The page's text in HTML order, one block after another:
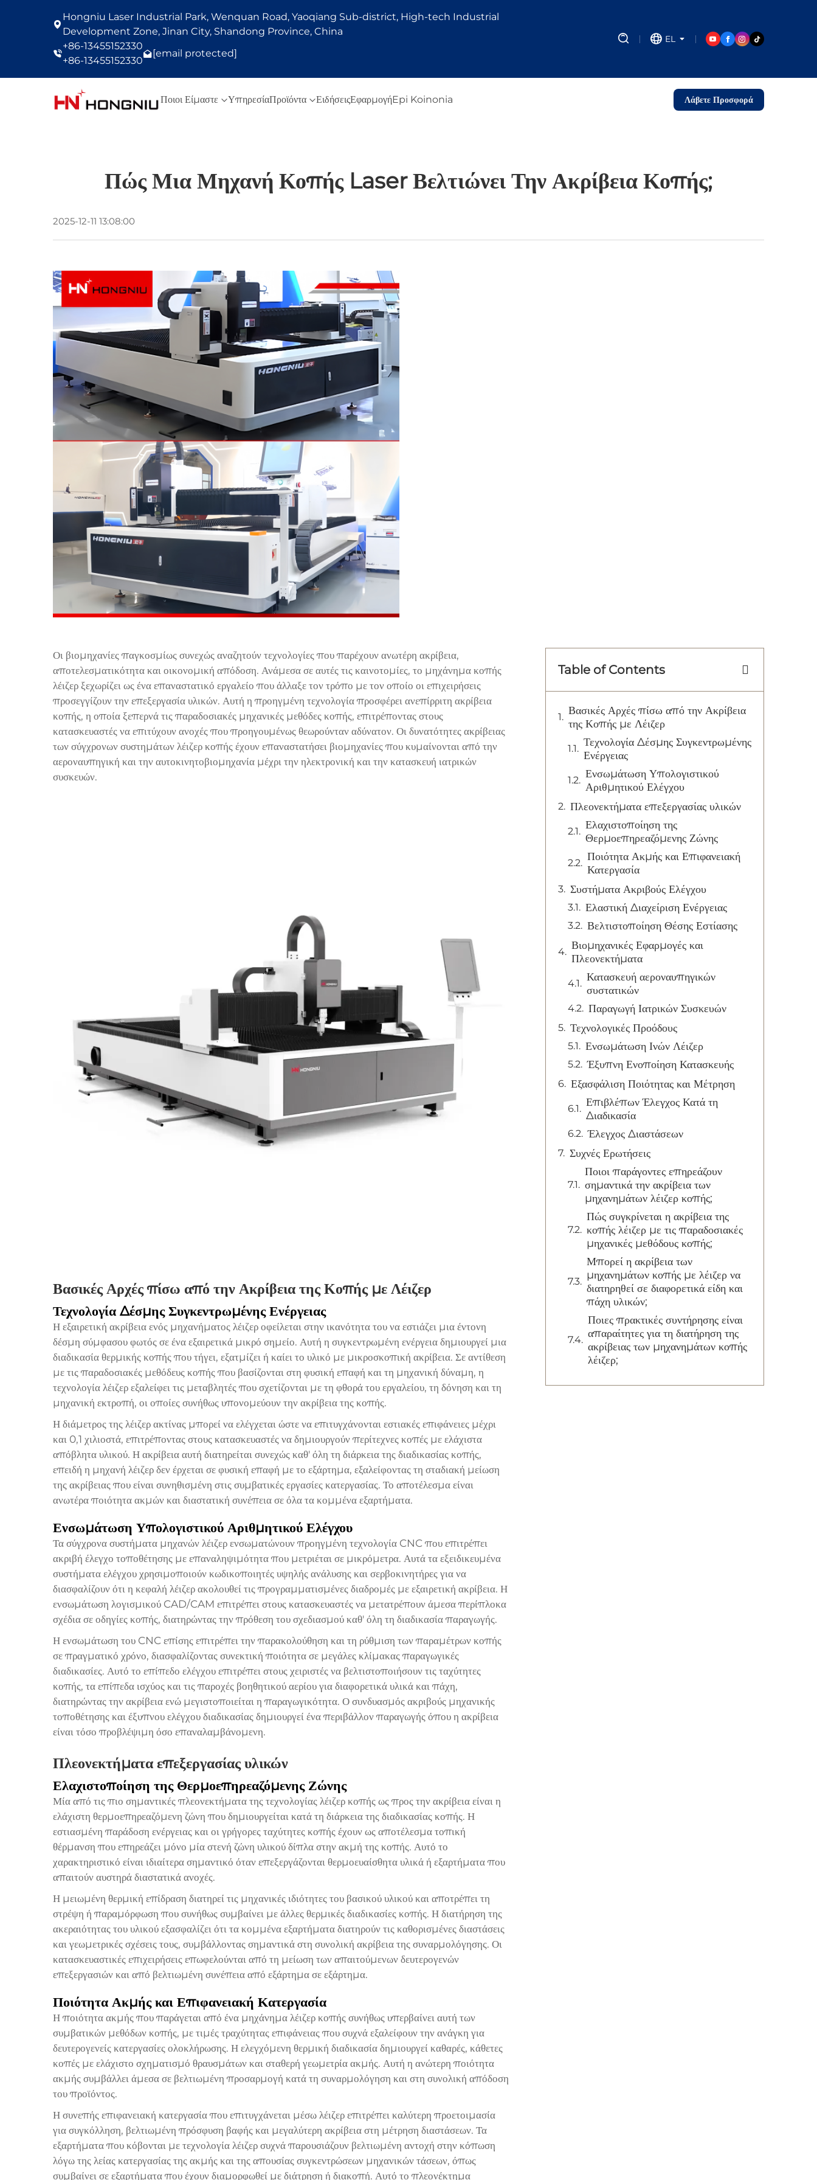
Hongniu Laser Industrial Park, Wenquan Road, Yaoqiang Sub-district, High-tech Industrial
Development Zone, Jinan City, Shandong Province, China
+86-13455152330
+86-13455152330
[email protected]
EL
Ποιοι Είμαστε ΥπηρεσίαΠροϊόντα ΕιδήσειςΕφαρμογήEpi Koinonia Λάβετε Προσφορά
Πώς Μια Μηχανή Κοπής Laser Βελτιώνει Την Ακρίβεια Κοπής;
2025-12-11 13:08:00
Οι βιομηχανίες παγκοσμίως συνεχώς αναζητούν τεχνολογίες που παρέχουν ανωτέρη ακρίβεια,
αποτελεσματικότητα και οικονομική απόδοση. Ανάμεσα σε αυτές τις καινοτομίες, το μηχάνημα κοπής
λέιζερ ξεχωρίζει ως ένα επαναστατικό εργαλείο που άλλαξε τον τρόπο με τον οποίο οι επιχειρήσεις
προσεγγίζουν την επεξεργασία υλικών. Αυτή η προηγμένη τεχνολογία προσφέρει ανεπίρριτη ακρίβεια
κοπής, η οποία ξεπερνά τις παραδοσιακές μηχανικές μεθόδες κοπής, επιτρέποντας στους
κατασκευαστές να επιτύχουν ανοχές που προηγουμένως θεωρούνταν αδύνατον. Οι δυνατότητες ακρίβειας
των σύγχρονων συστημάτων λέιζερ κοπής έχουν επαναστατήσει βιομηχανίες που κυμαίνονται από την
αεροναυπηγική και την αυτοκινητοβιομηχανία μέχρι την ηλεκτρονική και την κατασκευή ιατρικών
συσκευών.
Βασικές Αρχές πίσω από την Ακρίβεια της Κοπής με Λέιζερ
Τεχνολογία Δέσμης Συγκεντρωμένης Ενέργειας
Η εξαιρετική ακρίβεια ενός μηχανήματος λέιζερ οφείλεται στην ικανότητα του να εστιάζει μια έντονη
δέσμη σύμφασου φωτός σε ένα εξαιρετικά μικρό σημείο. Αυτή η συγκεντρωμένη ενέργεια δημιουργεί μια
διαδικασία θερμικής κοπής που τήγει, εξατμίζει ή καίει το υλικό με μικροσκοπική ακρίβεια. Σε αντίθεση
με τις παραδοσιακές μεθόδευς κοπής που βασίζονται στη φυσική επαφή και τη μηχανική δύναμη, η
τεχνολογία λέιζερ εξαλείφει τις μεταβλητές που σχετίζονται με τη φθορά του εργαλείου, τη δόνηση και τη
μηχανική εκτροπή, οι οποίες συνήθως υπονομεύουν την ακρίβεια της κοπής.
Η διάμετρος της λέιζερ ακτίνας μπορεί να ελέγχεται ώστε να επιτυγχάνονται εστιακές επιφάνειες μέχρι
και 0,1 χιλιοστά, επιτρέποντας στους κατασκευαστές να δημιουργούν περίτεχνες κοπές με ελάχιστα
απόβλητα υλικού. Η ακρίβεια αυτή διατηρείται συνεχώς καθ' όλη τη διάρκεια της διαδικασίας κοπής,
επειδή η μηχανή λέιζερ δεν έρχεται σε φυσική επαφή με το εξάρτημα, εξαλείφοντας τη σταδιακή μείωση
της ακρίβειας που είναι συνηθισμένη στις συμβατικές εργασίες κατεργασίας. Το αποτέλεσμα είναι
ανωτέρα ποιότητα ακμών και διαστατική συνέπεια σε όλα τα κομμένα εξαρτήματα.
Ενσωμάτωση Υπολογιστικού Αριθμητικού Ελέγχου
Τα σύγχρονα συστήματα μηχανών λέιζερ ενσωματώνουν προηγμένη τεχνολογία CNC που επιτρέπει
ακριβή έλεγχο τοποθέτησης με επαναληψιμότητα που μετριέται σε μικρόμετρα. Αυτά τα εξειδικευμένα
συστήματα ελέγχου χρησιμοποιούν κωδικοποιητές υψηλής ανάλυσης και σερβοκινητήρες για να
διασφαλίζουν ότι η κεφαλή λέιζερ ακολουθεί τις προγραμματισμένες διαδρομές με εξαιρετική ακρίβεια. Η
ενσωμάτωση λογισμικού CAD/CAM επιτρέπει στους κατασκευαστές να μετατρέπουν άμεσα περίπλοκα
σχέδια σε οδηγίες κοπής, διατηρώντας την πρόθεση του σχεδιασμού καθ' όλη τη διαδικασία παραγωγής.
Η ενσωμάτωση του CNC επίσης επιτρέπει την παρακολούθηση και τη ρύθμιση των παραμέτρων κοπής
σε πραγματικό χρόνο, διασφαλίζοντας συνεκτική ποιότητα σε μεγάλες κλίμακας παραγωγικές
διαδικασίες. Αυτό το επίπεδο ελέγχου επιτρέπει στους χειριστές να βελτιστοποιήσουν τις ταχύτητες
κοπής, τα επίπεδα ισχύος και τις παροχές βοηθητικού αερίου για διαφορετικά υλικά και πάχη,
διατηρώντας την ακρίβεια ενώ μεγιστοποιείται η παραγωγικότητα. Ο συνδυασμός ακριβούς μηχανικής
τοποθέτησης και έξυπνου ελέγχου διαδικασίας δημιουργεί ένα περιβάλλον παραγωγής όπου η ακρίβεια
είναι τόσο προβλέψιμη όσο επαναλαμβάνομενη.
Πλεονεκτήματα επεξεργασίας υλικών
Ελαχιστοποίηση της Θερμοεπηρεαζόμενης Ζώνης
Μία από τις πιο σημαντικές πλεονεκτήματα της τεχνολογίας λέιζερ κοπής ως προς την ακρίβεια είναι η
ελάχιστη θερμοεπηρεαζόμενη ζώνη που δημιουργείται κατά τη διάρκεια της διαδικασίας κοπής. Η
εστιασμένη παράδοση ενέργειας και οι γρήγορες ταχύτητες κοπής έχουν ως αποτέλεσμα τοπική
θέρμανση που επηρεάζει μόνο μία στενή ζώνη υλικού δίπλα στην ακμή της κοπής. Αυτό το
χαρακτηριστικό είναι ιδιαίτερα σημαντικό όταν επεξεργάζονται θερμοευαίσθητα υλικά ή εξαρτήματα που
απαιτούν αυστηρά διαστατικά ανοχές.
Η μειωμένη θερμική επίδραση διατηρεί τις μηχανικές ιδιότητες του βασικού υλικού και αποτρέπει τη
στρέψη ή παραμόρφωση που συνήθως συμβαίνει με άλλες θερμικές διαδικασίες κοπής. Η διατήρηση της
ακεραιότητας του υλικού εξασφαλίζει ότι τα κομμένα εξαρτήματα διατηρούν τις καθορισμένες διαστάσεις
και γεωμετρικές σχέσεις τους, συμβάλλοντας σημαντικά στη συνολική ακρίβεια της συναρμολόγησης. Οι
κατασκευαστικές επιχειρήσεις επωφελούνται από τη μείωση των απαιτούμενων δευτερογενών
επεξεργασιών και από βελτιωμένη συνέπεια από εξάρτημα σε εξάρτημα.
Ποιότητα Ακμής και Επιφανειακή Κατεργασία
Η ποιότητα ακμής που παράγεται από ένα μηχάνημα λέιζερ κοπής συνήθως υπερβαίνει αυτή των
συμβατικών μεθόδων κοπής, με τιμές τραχύτητας επιφάνειας που συχνά εξαλείφουν την ανάγκη για
δευτερογενείς κατεργασίες ολοκλήρωσης. Η ελεγχόμενη θερμική διαδικασία δημιουργεί καθαρές, κάθετες
κοπές με ελάχιστο σχηματισμό θραυσμάτων και σταθερή γεωμετρία ακμής. Αυτή η ανώτερη ποιότητα
ακμής συμβάλλει άμεσα σε βελτιωμένη προσαρμογή κατά τη συναρμολόγηση και στη συνολική απόδοση
του προϊόντος.
Η συνεπής επιφανειακή κατεργασία που επιτυγχάνεται μέσω λέιζερ επιτρέπει καλύτερη προετοιμασία
για συγκόλληση, βελτιωμένη πρόσφυση βαφής και μεγαλύτερη ακρίβεια στη μέτρηση διαστάσεων. Τα
εξαρτήματα που κόβονται με τεχνολογία λέιζερ συχνά παρουσιάζουν βελτιωμένη αντοχή στην κόπωση
λόγω της λείας κατεργασίας της ακμής και της απουσίας συγκεντρώσεων μηχανικών τάσεων, όπως
συμβαίνει σε εξαρτήματα που έχουν διαμορφωθεί με διάτρηση ή διακοπή. Αυτό το πλεονέκτημα
Table of Contents
Βασικές Αρχές πίσω από την Ακρίβεια
της Κοπής με Λέιζερ
Τεχνολογία Δέσμης Συγκεντρωμένης
Ενέργειας
Ενσωμάτωση Υπολογιστικού
Αριθμητικού Ελέγχου
Πλεονεκτήματα επεξεργασίας υλικών
Ελαχιστοποίηση της
Θερμοεπηρεαζόμενης Ζώνης
Ποιότητα Ακμής και Επιφανειακή
Κατεργασία
Συστήματα Ακριβούς Ελέγχου
Ελαστική Διαχείριση Ενέργειας
Βελτιστοποίηση Θέσης Εστίασης
Βιομηχανικές Εφαρμογές και
Πλεονεκτήματα
Κατασκευή αεροναυπηγικών
συστατικών
Παραγωγή Ιατρικών Συσκευών
Τεχνολογικές Προόδους
Ενσωμάτωση Ινών Λέιζερ
Έξυπνη Ενοποίηση Κατασκευής
Εξασφάλιση Ποιότητας και Μέτρηση
Επιβλέπων Έλεγχος Κατά τη
Διαδικασία
Έλεγχος Διαστάσεων
Συχνές Ερωτήσεις
Ποιοι παράγοντες επηρεάζουν
σημαντικά την ακρίβεια των
μηχανημάτων λέιζερ κοπής;
Πώς συγκρίνεται η ακρίβεια της
κοπής λέιζερ με τις παραδοσιακές
μηχανικές μεθόδους κοπής;
Μπορεί η ακρίβεια των
μηχανημάτων κοπής με λέιζερ να
διατηρηθεί σε διαφορετικά είδη και
πάχη υλικών;
Ποιες πρακτικές συντήρησης είναι
απαραίτητες για τη διατήρηση της
ακρίβειας των μηχανημάτων κοπής
λέιζερ;